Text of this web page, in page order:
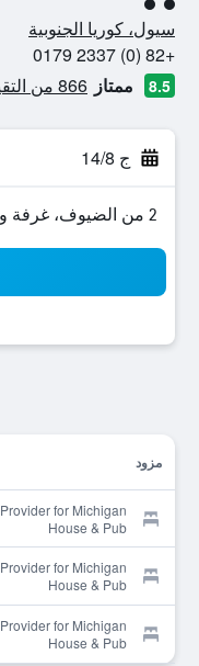
تقييم فئة 2
سيول، كوريا الجنوبية
+82 (0) 2337 0179
8.5 ممتاز 866 من التقييمات تم التحقق منها
ج 14/8
2 من الضيوف، غرفة واحدة
مزود
Provider for Michigan
House & Pub
Provider for Michigan
House & Pub
Provider for Michigan
House & Pub